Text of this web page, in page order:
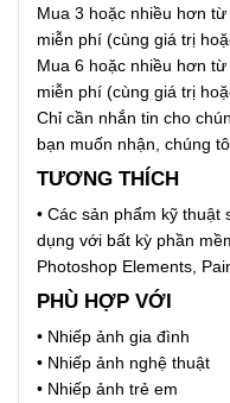
Mua 3 hoặc nhiều hơn
miễn phí (cùng giá trị
Mua 6 hoặc nhiều hơn
miễn phí (cùng giá trị
Chỉ cần nhắn tin cho
bạn muốn nhận, chúng
TƯƠNG THÍCH
• Các sản phẩm kỹ
dụng với bất kỳ phần
Photoshop Elements,
PHÙ HỢP VỚI
• Nhiếp ảnh gia đình
• Nhiếp ảnh nghệ thuật
• Nhiếp ảnh trẻ em